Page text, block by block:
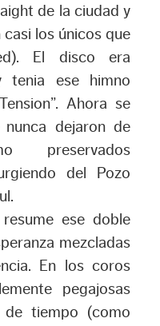
de la ciudad y
los únicos que
El disco era
tenia ese himno
Ahora se
dejaron de
preservados
del Pozo
ese doble
mezcladas
En los coros
pegajosas
tiempo (como